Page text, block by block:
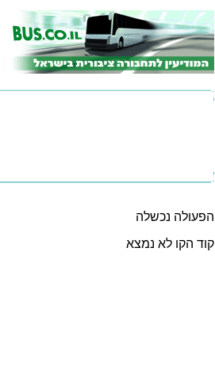
הפעולה נכשלה
קוד הקו לא נמצא